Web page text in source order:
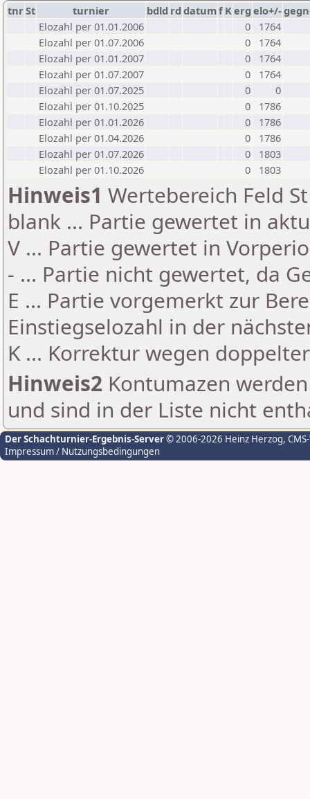
tnrSt turnier bdld rd datumf Kerg elo+/-
Elozahl per 01.01.2006
0
1764
Elozahl per 01.07.2006
0
1764
Elozahl per 01.01.2007
0
1764
Elozahl per 01.07.2007
0
1764
Elozahl per 01.07.2025
0
0
Elozahl per 01.10.2025
0
1786
Elozahl per 01.01.2026
0
1786
Elozahl per 01.04.2026
0
1786
Elozahl per 01.07.2026
0
1803
Elozahl per 01.10.2026
0 1803
Hinweis1 Wertebereich Feld
blank ... Partie gewertet in
V ... Partie gewertet in
- ... Partie nicht gewertet, da
E ... Partie vorgemerkt zur
Einstiegselozahl in der
K ... Korrektur wegen
Hinweis2 Kontumazen
und sind in der Liste nicht
Der Schachturnier-Ergebnis-Server© 2006-2026 Heinz Herzog,
Impressum / Nutzungsbedingungen